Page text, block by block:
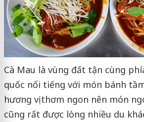
Cà Mau là vùng đất tận cùng
quốc nổi tiếng với món bánh
hương vị thơm ngon nên món
cũng rất được lòng nhiều du